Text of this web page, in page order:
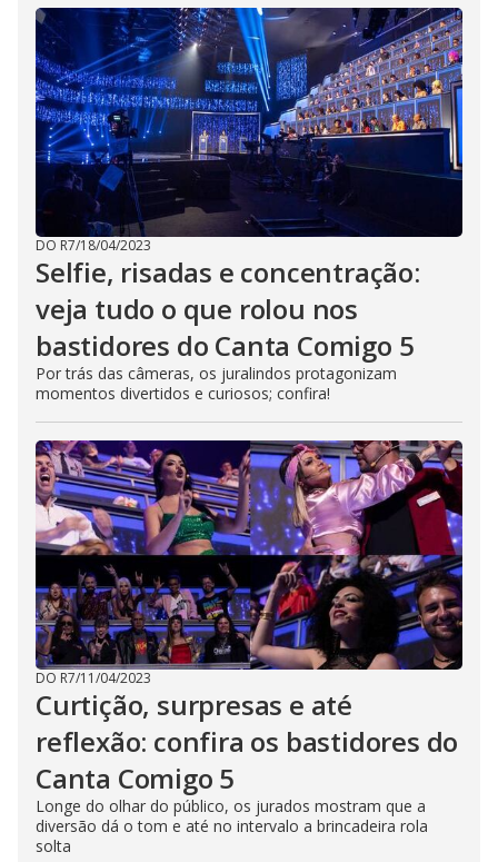
DO R7/18/04/2023
Selfie, risadas e concentração:
veja tudo o que rolou nos
bastidores do Canta Comigo 5
Por trás das câmeras, os juralindos protagonizam
momentos divertidos e curiosos; confira!
DO R7/11/04/2023
Curtição, surpresas e até
reflexão: confira os bastidores do
Canta Comigo 5
Longe do olhar do público, os jurados mostram que a
diversão dá o tom e até no intervalo a brincadeira rola
solta